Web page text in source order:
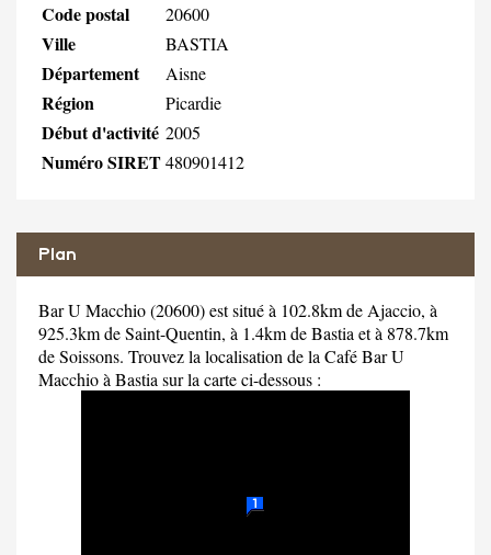
Code postal 20600
Ville BASTIA
Département Aisne
Région Picardie
Début d'activité 2005
Numéro SIRET480901412
Plan
Bar U Macchio (20600) est situé à 102.8km de Ajaccio, à
925.3km de Saint-Quentin, à 1.4km de Bastia et à 878.7km
de Soissons. Trouvez la localisation de la Café Bar U
Macchio à Bastia sur la carte ci-dessous :